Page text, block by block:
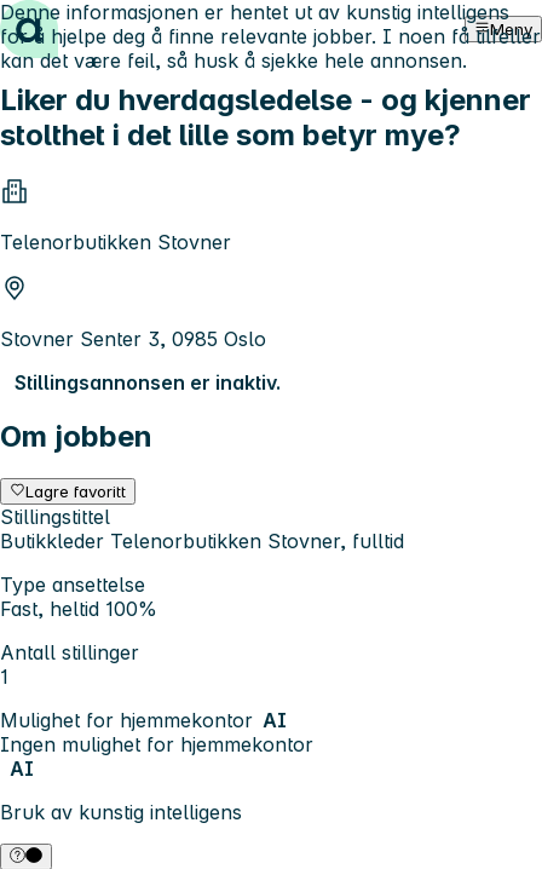
Hopp til innhold Meny
Liker du hverdagsledelse - og kjenner
stolthet i det lille som betyr mye?
Telenorbutikken Stovner
Stovner Senter 3, 0985 Oslo
Stillingsannonsen er inaktiv.
Om jobben
Lagre favoritt
Stillingstittel
Butikkleder Telenorbutikken Stovner, fulltid
Type ansettelse
Fast, heltid 100%
Antall stillinger
1
Mulighet for hjemmekontor AI
Ingen mulighet for hjemmekontor
AI
Bruk av kunstig intelligens
Denne informasjonen er hentet ut av kunstig intelligens
for å hjelpe deg å finne relevante jobber. I noen få tilfeller
kan det være feil, så husk å sjekke hele annonsen.